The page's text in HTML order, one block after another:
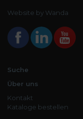
Website by Wanda
Suche
Über uns
Kontakt
Kataloge bestellen